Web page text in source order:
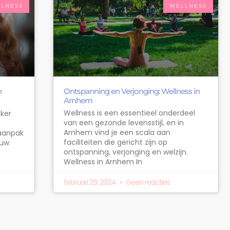
WELLNESS
Ontspanning en Verjonging: Wellness in
Arnhem
Wellness is een essentieel onderdeel
van een gezonde levensstijl, en in
Arnhem vind je een scala aan
faciliteiten die gericht zijn op
ontspanning, verjonging en welzijn.
Wellness in Arnhem In
februari 29, 2024
Geen reacties